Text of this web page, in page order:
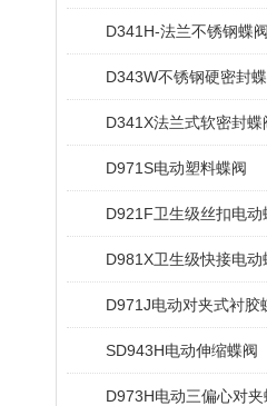
D341H-法兰不锈钢蝶阀
D343W不锈钢硬密封
D341X法兰式软密封蝶
D971S电动塑料蝶阀
D921F卫生级丝扣电动
D981X卫生级快接电动
D971J电动对夹式衬胶
SD943H电动伸缩蝶阀
D973H电动三偏心对夹